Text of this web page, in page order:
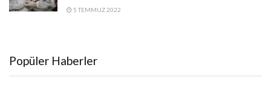
5 TEMMUZ 2022
Popüler Haberler